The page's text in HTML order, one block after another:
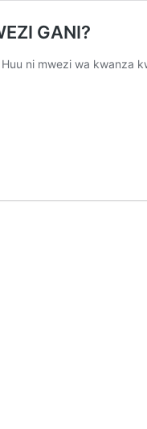
GANI?
ni mwezi wa kwanza